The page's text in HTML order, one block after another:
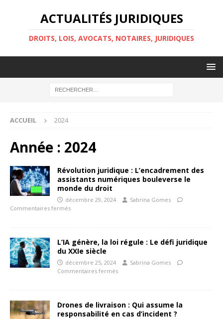
ACTUALITÉS JURIDIQUES
DROITS, LOIS, AVOCATS, NOTAIRES, JURIDIQUES
ACCUEIL 2024
Année : 2024
Révolution juridique : L’encadrement des
assistants numériques bouleverse le
monde du droit
décembre 29, 2024
Sabrina Gomes
Commentaires fermés
L’IA génère, la loi régule : Le défi juridique
du XXIe siècle
décembre 25, 2024
Sabrina Gomes
Commentaires fermés
Drones de livraison : Qui assume la
responsabilité en cas d’incident ?